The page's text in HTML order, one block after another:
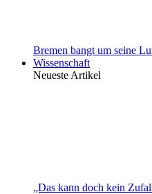
Bremen bangt um seine
Wissenschaft
Neueste Artikel
„Das kann doch kein